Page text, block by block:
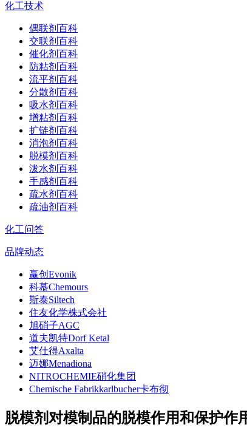
化工技术
偶联剂百科
交联剂百科
催化剂百科
防粘剂百科
流平剂百科
分散剂百科
吸水剂百科
增粘剂百科
扩链剂百科
消泡剂百科
脱模剂百科
泼水剂百科
手感剂百科
疏水剂百科
疏油剂百科
化工问答
品牌动态
赢创Evonik
科慕Chemours
斯泰Siltech
住友化学株式会社
旭硝子AGC
道夫凯特Dorf Ketal
艾仕得Axalta
迈娜Menadiona
NITROCHEMIE硝化集团
Chemische Fabrikkarlbucher卡布彻
脱模剂对模制品的脱模作用和保护作